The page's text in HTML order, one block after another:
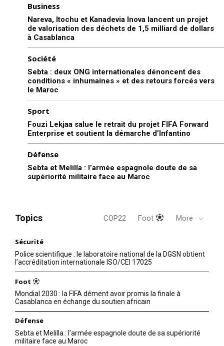
Business
Nareva, Itochu et Kanadevia Inova lancent un projet
de valorisation des déchets de 1,5 milliard de dollars
à Casablanca
Société
Sebta : deux ONG internationales dénoncent des
conditions « inhumaines » et des retours forcés vers
le Maroc
Sport
Fouzi Lekjaa salue le retrait du projet FIFA Forward
Enterprise et soutient la démarche d’Infantino
Défense
Sebta et Melilla : l’armée espagnole doute de sa
supériorité militaire face au Maroc
Topics COP22 Foot More
Sécurité
Police scientifique : le laboratoire national de la DGSN obtient
l’accréditation internationale ISO/CEI 17025
Foot
Mondial 2030 : la FIFA dément avoir promis la finale à
Casablanca en échange du soutien africain
Défense
Sebta et Melilla : l’armée espagnole doute de sa supériorité
militaire face au Maroc